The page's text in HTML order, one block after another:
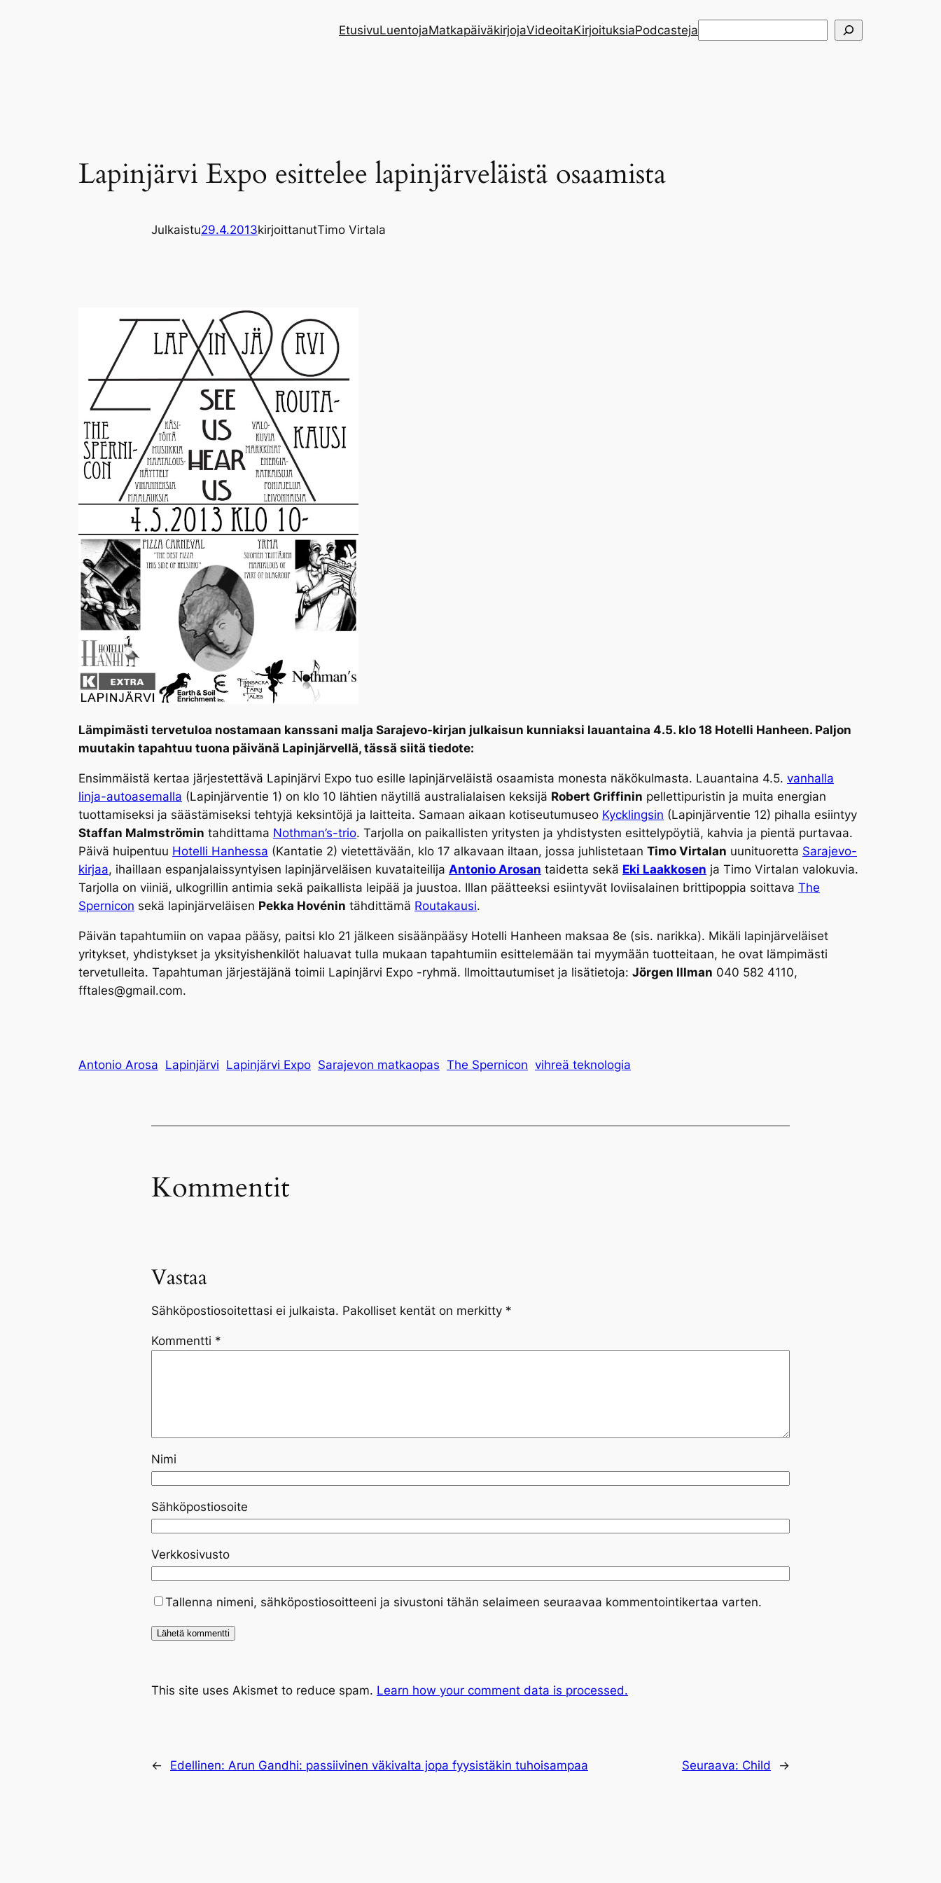
EtusivuLuentojaMatkapäiväkirjojaVideoitaKirjoituksiaPodcasteja
Lapinjärvi Expo esittelee lapinjärveläistä osaamista
Julkaistu29.4.2013kirjoittanutTimo Virtala
Lämpimästi tervetuloa nostamaan kanssani malja Sarajevo-kirjan julkaisun kunniaksi lauantaina 4.5. klo 18 Hotelli Hanheen. Paljon
muutakin tapahtuu tuona päivänä Lapinjärvellä, tässä siitä tiedote:
Ensimmäistä kertaa järjestettävä Lapinjärvi Expo tuo esille lapinjärveläistä osaamista monesta näkökulmasta. Lauantaina 4.5. vanhalla
linja-autoasemalla (Lapinjärventie 1) on klo 10 lähtien näytillä australialaisen keksijä Robert Griffinin pellettipuristin ja muita energian
tuottamiseksi ja säästämiseksi tehtyjä keksintöjä ja laitteita. Samaan aikaan kotiseutumuseo Kycklingsin (Lapinjärventie 12) pihalla esiintyy
Staffan Malmströmin tahdittama Nothman’s-trio. Tarjolla on paikallisten yritysten ja yhdistysten esittelypöytiä, kahvia ja pientä purtavaa.
Päivä huipentuu Hotelli Hanhessa (Kantatie 2) vietettävään, klo 17 alkavaan iltaan, jossa juhlistetaan Timo Virtalan uunituoretta Sarajevo-
kirjaa, ihaillaan espanjalaissyntyisen lapinjärveläisen kuvataiteilija Antonio Arosan taidetta sekä Eki Laakkosen ja Timo Virtalan valokuvia.
Tarjolla on viiniä, ulkogrillin antimia sekä paikallista leipää ja juustoa. Illan päätteeksi esiintyvät loviisalainen brittipoppia soittava The
Spernicon sekä lapinjärveläisen Pekka Hovénin tähdittämä Routakausi.
Päivän tapahtumiin on vapaa pääsy, paitsi klo 21 jälkeen sisäänpääsy Hotelli Hanheen maksaa 8e (sis. narikka). Mikäli lapinjärveläiset
yritykset, yhdistykset ja yksityishenkilöt haluavat tulla mukaan tapahtumiin esittelemään tai myymään tuotteitaan, he ovat lämpimästi
tervetulleita. Tapahtuman järjestäjänä toimii Lapinjärvi Expo -ryhmä. Ilmoittautumiset ja lisätietoja: Jörgen Illman 040 582 4110,
fftales@gmail.com.
Antonio Arosa Lapinjärvi Lapinjärvi Expo Sarajevon matkaopas The Spernicon vihreä teknologia
Kommentit
Vastaa
Sähköpostiosoitettasi ei julkaista. Pakolliset kentät on merkitty *
Kommentti *
Nimi
Sähköpostiosoite
Verkkosivusto
Tallenna nimeni, sähköpostiosoitteeni ja sivustoni tähän selaimeen seuraavaa kommentointikertaa varten.
This site uses Akismet to reduce spam. Learn how your comment data is processed.
← Edellinen: Arun Gandhi: passiivinen väkivalta jopa fyysistäkin tuhoisampaa Seuraava: Child →